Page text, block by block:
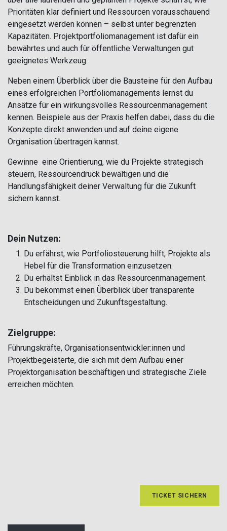
Prioritäten klar definiert und Ressourcen vorausschauend
eingesetzt werden können – selbst unter begrenzten
Kapazitäten. Projektportfoliomanagement ist dafür ein
bewährtes und auch für öffentliche Verwaltungen gut
geeignetes Werkzeug.
Neben einem Überblick über die Bausteine für den Aufbau
eines erfolgreichen Portfoliomanagements lernst du
Ansätze für ein wirkungsvolles Ressourcenmanagement
kennen. Beispiele aus der Praxis helfen dabei, dass du die
Konzepte direkt anwenden und auf deine eigene
Organisation übertragen kannst.
Gewinne eine Orientierung, wie du Projekte strategisch
steuern, Ressourcendruck bewältigen und die
Handlungsfähigkeit deiner Verwaltung für die Zukunft
sichern kannst.
Dein Nutzen:
Du erfährst, wie Portfoliosteuerung hilft, Projekte als
Hebel für die Transformation einzusetzen.
Du erhältst Einblick in das Ressourcenmanagement.
Du bekommst einen Überblick über transparente
Entscheidungen und Zukunftsgestaltung.
Zielgruppe:
Führungskräfte, Organisationsentwickler:innen und
Projektbegeisterte, die sich mit dem Aufbau einer
Projektorganisation beschäftigen und strategische Ziele
erreichen möchten.
TICKET SICHERN